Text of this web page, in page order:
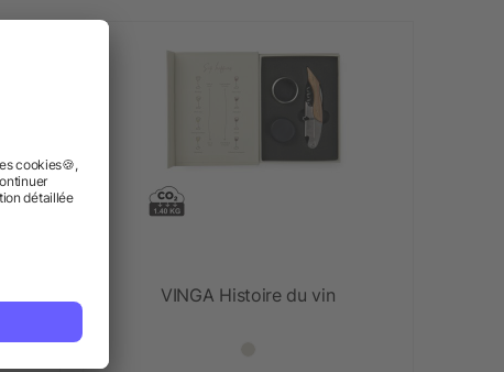
VINGA Histoire du vin